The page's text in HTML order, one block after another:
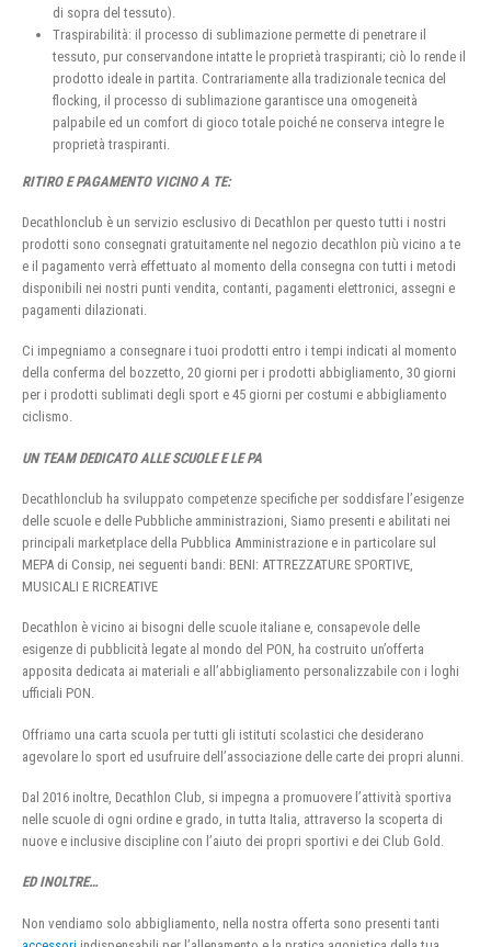
di sopra del tessuto).
Traspirabilità: il processo di sublimazione permette di penetrare il
tessuto, pur conservandone intatte le proprietà traspiranti; ciò lo rende il
prodotto ideale in partita. Contrariamente alla tradizionale tecnica del
flocking, il processo di sublimazione garantisce una omogeneità
palpabile ed un comfort di gioco totale poiché ne conserva integre le
proprietà traspiranti.
RITIRO E PAGAMENTO VICINO A TE:
Decathlonclub è un servizio esclusivo di Decathlon per questo tutti i nostri
prodotti sono consegnati gratuitamente nel negozio decathlon più vicino a te
e il pagamento verrà effettuato al momento della consegna con tutti i metodi
disponibili nei nostri punti vendita, contanti, pagamenti elettronici, assegni e
pagamenti dilazionati.
Ci impegniamo a consegnare i tuoi prodotti entro i tempi indicati al momento
della conferma del bozzetto, 20 giorni per i prodotti abbigliamento, 30 giorni
per i prodotti sublimati degli sport e 45 giorni per costumi e abbigliamento
ciclismo.
UN TEAM DEDICATO ALLE SCUOLE E LE PA
Decathlonclub ha sviluppato competenze specifiche per soddisfare l’esigenze
delle scuole e delle Pubbliche amministrazioni, Siamo presenti e abilitati nei
principali marketplace della Pubblica Amministrazione e in particolare sul
MEPA di Consip, nei seguenti bandi: BENI: ATTREZZATURE SPORTIVE,
MUSICALI E RICREATIVE
Decathlon è vicino ai bisogni delle scuole italiane e, consapevole delle
esigenze di pubblicità legate al mondo del PON, ha costruito un’offerta
apposita dedicata ai materiali e all’abbigliamento personalizzabile con i loghi
ufficiali PON.
Offriamo una carta scuola per tutti gli istituti scolastici che desiderano
agevolare lo sport ed usufruire dell’associazione delle carte dei propri alunni.
Dal 2016 inoltre, Decathlon Club, si impegna a promuovere l’attività sportiva
nelle scuole di ogni ordine e grado, in tutta Italia, attraverso la scoperta di
nuove e inclusive discipline con l’aiuto dei propri sportivi e dei Club Gold.
ED INOLTRE…
Non vendiamo solo abbigliamento, nella nostra offerta sono presenti tanti